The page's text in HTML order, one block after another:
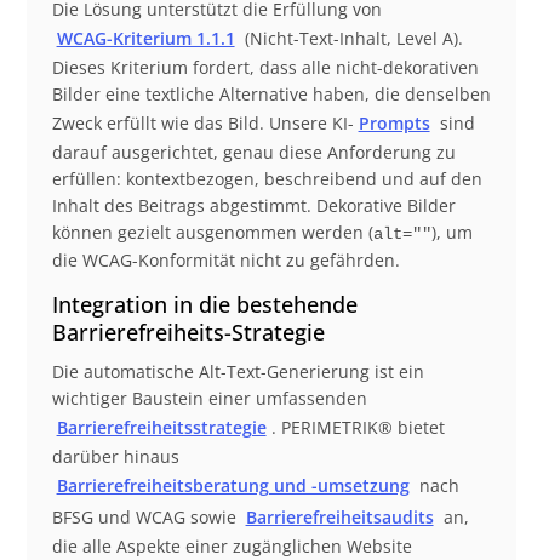
Die Lösung unterstützt die Erfüllung von
WCAG-Kriterium 1.1.1 (Nicht-Text-Inhalt, Level A).
Dieses Kriterium fordert, dass alle nicht-dekorativen
Bilder eine textliche Alternative haben, die denselben
Zweck erfüllt wie das Bild. Unsere KI- Prompts sind
darauf ausgerichtet, genau diese Anforderung zu
erfüllen: kontextbezogen, beschreibend und auf den
Inhalt des Beitrags abgestimmt. Dekorative Bilder
können gezielt ausgenommen werden (alt=""), um
die WCAG-Konformität nicht zu gefährden.
Integration in die bestehende
Barrierefreiheits-Strategie
Die automatische Alt-Text-Generierung ist ein
wichtiger Baustein einer umfassenden
Barrierefreiheitsstrategie . PERIMETRIK® bietet
darüber hinaus
Barrierefreiheitsberatung und -umsetzung nach
BFSG und WCAG sowie Barrierefreiheitsaudits an,
die alle Aspekte einer zugänglichen Website